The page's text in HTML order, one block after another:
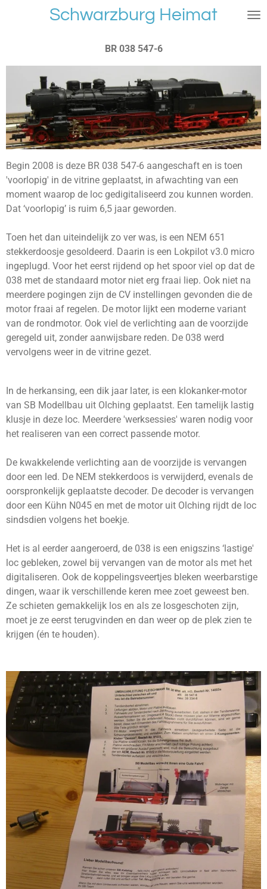
Schwarzburg Heimat
BR 038 547-6
Begin 2008 is deze BR 038 547-6 aangeschaft en is toen
'voorlopig' in de vitrine geplaatst, in afwachting van een
moment waarop de loc gedigitaliseerd zou kunnen worden.
Dat ‘voorlopig’ is ruim 6,5 jaar geworden.
Toen het dan uiteindelijk zo ver was, is een NEM 651
stekkerdoosje gesoldeerd. Daarin is een Lokpilot v3.0 micro
ingeplugd. Voor het eerst rijdend op het spoor viel op dat de
038 met de standaard motor niet erg fraai liep. Ook niet na
meerdere pogingen zijn de CV instellingen gevonden die de
motor fraai af regelen. De motor lijkt een moderne variant
van de rondmotor. Ook viel de verlichting aan de voorzijde
geregeld uit, zonder aanwijsbare reden. De 038 werd
vervolgens weer in de vitrine gezet.
In de herkansing, een dik jaar later, is een klokanker-motor
van SB Modellbau uit Olching geplaatst. Een tamelijk lastig
klusje in deze loc. Meerdere 'werksessies' waren nodig voor
het realiseren van een correct passende motor.
De kwakkelende verlichting aan de voorzijde is vervangen
door een led. De NEM stekkerdoos is verwijderd, evenals de
oorspronkelijk geplaatste decoder. De decoder is vervangen
door een Kühn N045 en met de motor uit Olching rijdt de loc
sindsdien volgens het boekje.
Het is al eerder aangeroerd, de 038 is een enigszins ‘lastige'
loc gebleken, zowel bij vervangen van de motor als met het
digitaliseren. Ook de koppelingsveertjes bleken weerbarstige
dingen, waar ik verschillende keren mee zoet geweest ben.
Ze schieten gemakkelijk los en als ze losgeschoten zijn,
moet je ze eerst terugvinden en dan weer op de plek zien te
krijgen (én te houden).